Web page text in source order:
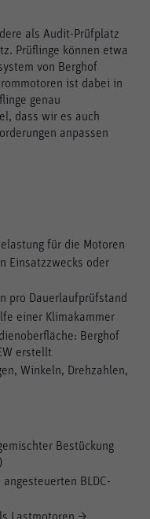
als Audit-Prüfplatz
Prüflinge können etwa
von Berghof
ist dabei in
genau
dass wir es auch
anpassen
für die Motoren
Einsatzzwecks oder
pro Dauerlaufprüfstand
einer Klimakammer
Berghof
erstellt
Winkeln, Drehzahlen,
Bestückung
BLDC-
Lastmotoren →